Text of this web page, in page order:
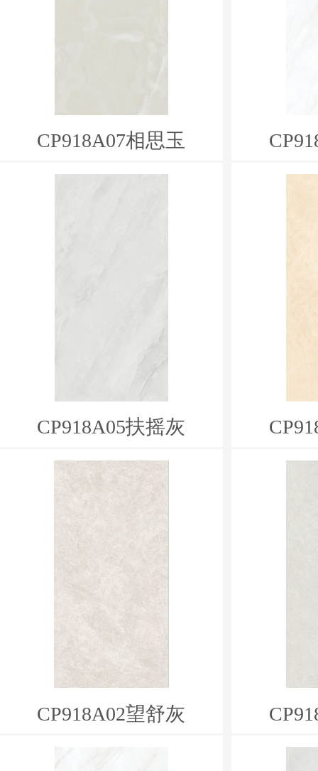
CP918A07相思玉
CP918A05扶摇灰
CP918A02望舒灰